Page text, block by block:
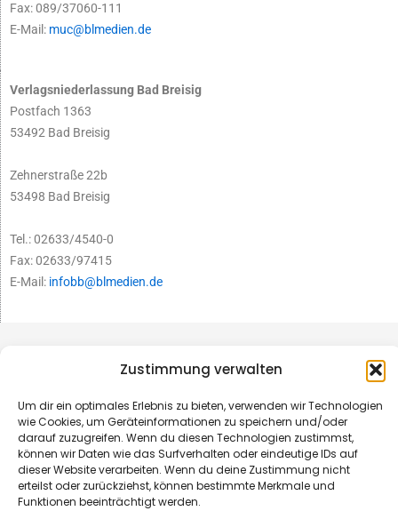
Zustimmung verwalten
Um dir ein optimales Erlebnis zu bieten, verwenden wir Technologien
wie Cookies, um Geräteinformationen zu speichern und/oder
darauf zuzugreifen. Wenn du diesen Technologien zustimmst,
können wir Daten wie das Surfverhalten oder eindeutige IDs auf
dieser Website verarbeiten. Wenn du deine Zustimmung nicht
erteilst oder zurückziehst, können bestimmte Merkmale und
Funktionen beeinträchtigt werden.
Fax: 089/37060-111
E-Mail: muc@blmedien.de
Verlagsniederlassung Bad Breisig
Postfach 1363
53492 Bad Breisig
Zehnerstraße 22b
53498 Bad Breisig
Tel.: 02633/4540-0
Fax: 02633/97415
E-Mail: infobb@blmedien.de